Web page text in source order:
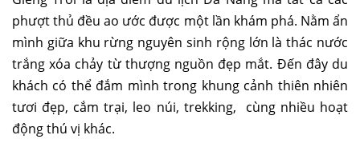
phượt thủ đều ao ước được một lần khám phá. Nằm ẩn
mình giữa khu rừng nguyên sinh rộng lớn là thác nước
trắng xóa chảy từ thượng nguồn đẹp mắt. Đến đây du
khách có thể đắm mình trong khung cảnh thiên nhiên
tươi đẹp, cắm trại, leo núi, trekking, cùng nhiều hoạt
động thú vị khác.